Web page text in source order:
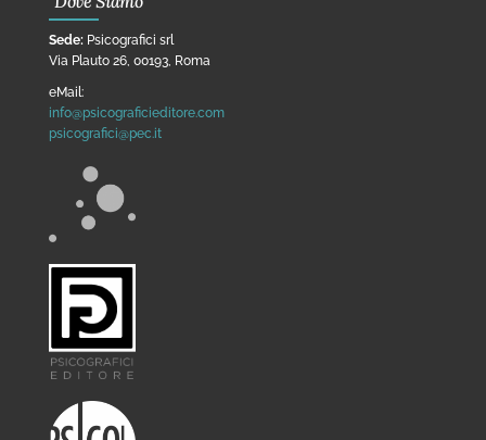
Sede: Psicografici srl
Via Plauto 26, 00193, Roma
eMail:
info@psicograficieditore.com
psicografici@pec.it